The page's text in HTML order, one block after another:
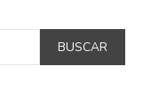
BUSCAR